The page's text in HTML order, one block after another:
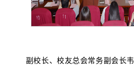
副校长、校友总会常务副会长